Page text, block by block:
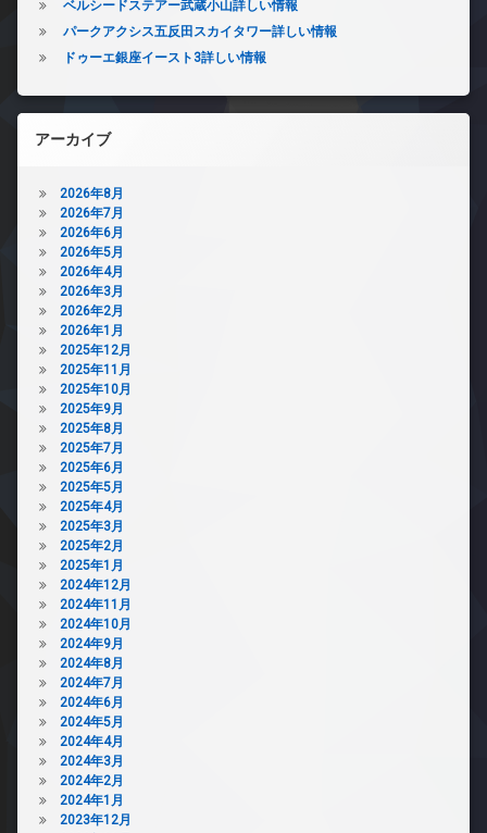
ベルシードステアー武蔵小山詳しい情報
パークアクシス五反田スカイタワー詳しい情報
ドゥーエ銀座イースト3詳しい情報
アーカイブ
2026年8月
2026年7月
2026年6月
2026年5月
2026年4月
2026年3月
2026年2月
2026年1月
2025年12月
2025年11月
2025年10月
2025年9月
2025年8月
2025年7月
2025年6月
2025年5月
2025年4月
2025年3月
2025年2月
2025年1月
2024年12月
2024年11月
2024年10月
2024年9月
2024年8月
2024年7月
2024年6月
2024年5月
2024年4月
2024年3月
2024年2月
2024年1月
2023年12月